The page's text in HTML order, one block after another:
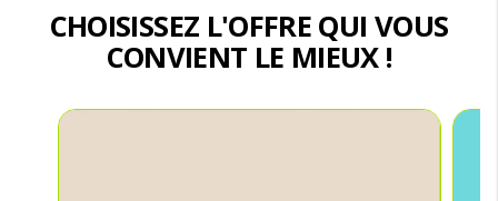
CHOISISSEZ L'OFFRE QUI VOUS
CONVIENT LE MIEUX !